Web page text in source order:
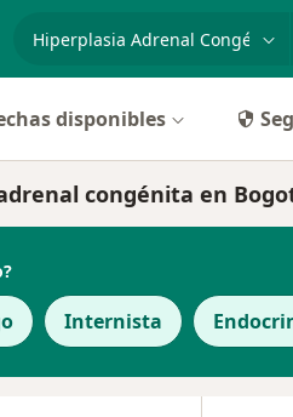
especialidad, enfermedad o
disponibles
congénita en
Internista